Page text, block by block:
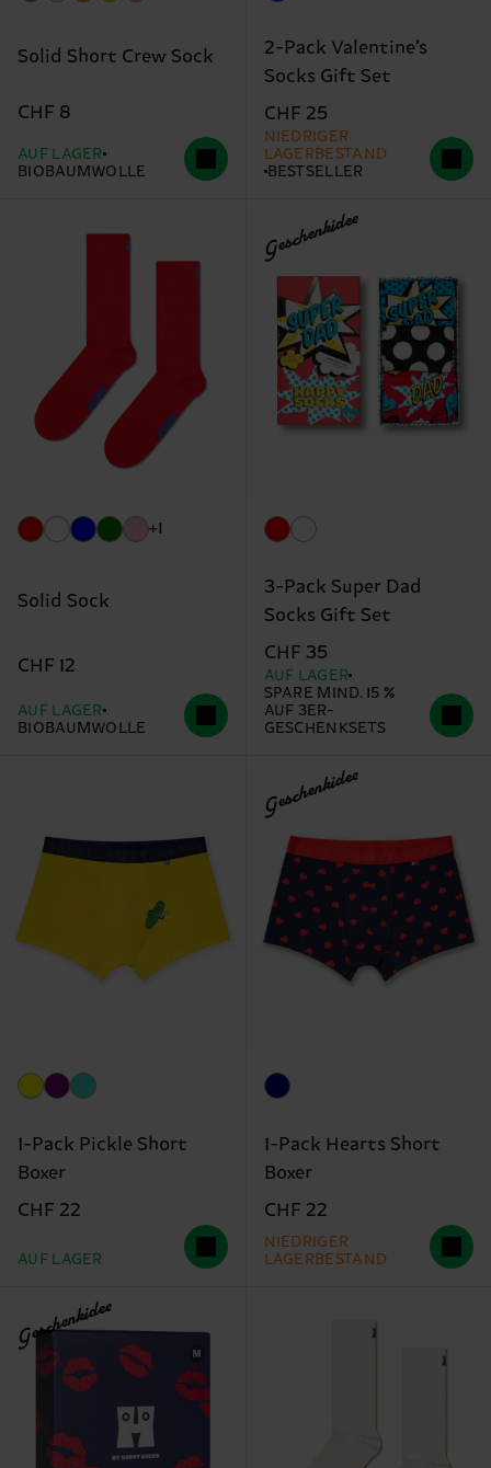
Solid Short Crew Sock
CHF 8
AUF LAGER
BIOBAUMWOLLE
2-Pack Valentine’s
Socks Gift Set
CHF 25
NIEDRIGER
LAGERBESTAND
BESTSELLER
+1
Solid Sock
CHF 12
AUF LAGER
BIOBAUMWOLLE
Geschenkidee
3-Pack Super Dad
Socks Gift Set
CHF 35
AUF LAGER
SPARE MIND. 15 %
AUF 3ER-
GESCHENKSETS
1-Pack Pickle Short
Boxer
CHF 22
AUF LAGER
Geschenkidee
1-Pack Hearts Short
Boxer
CHF 22
NIEDRIGER
LAGERBESTAND
Geschenkidee